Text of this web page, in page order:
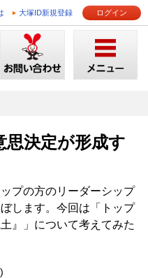
大塚ID新規登録 ログイン
思決定が形成す
プの方のリーダーシップ
します。今回は「トップ
』」について考えてみた